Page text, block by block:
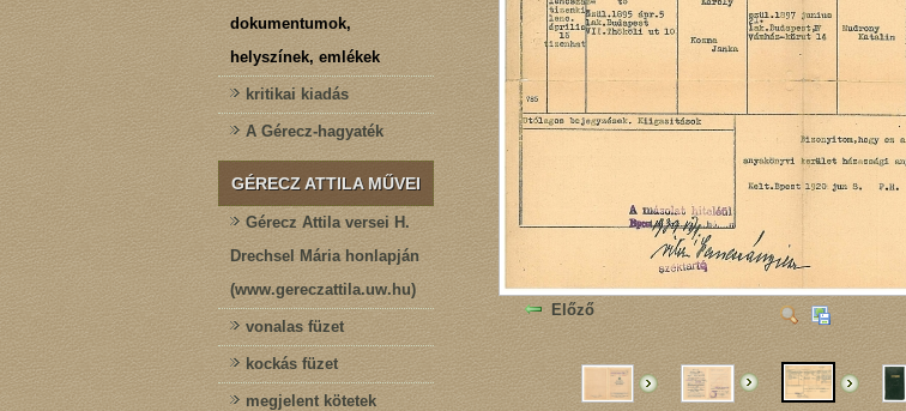
dokumentumok,
helyszínek, emlékek
kritikai kiadás
A Gérecz-hagyaték
GÉRECZ ATTILA MŰVEI
Gérecz Attila versei H.
Drechsel Mária honlapján
(www.gereczattila.uw.hu)
vonalas füzet
kockás füzet
megjelent kötetek
Előző